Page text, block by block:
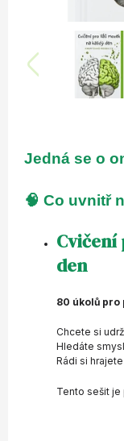
Jedná se o
🧠 Co uvnitř
Cvičení
den
80 úkolů pro
Chcete si
Hledáte
Rádi si
Tento sešit je